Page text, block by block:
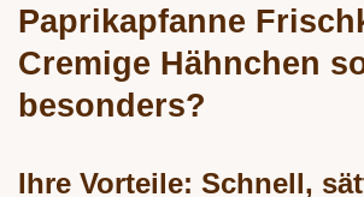
Paprikapfanne
Cremige Hähnchen
besonders?
Ihre Vorteile: Schnell,